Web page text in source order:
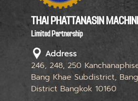
THAI PHATTANASIN
Limited Partnership
Address
246, 248, 250
Bang Khae Subdistrict,
District Bangkok 10160